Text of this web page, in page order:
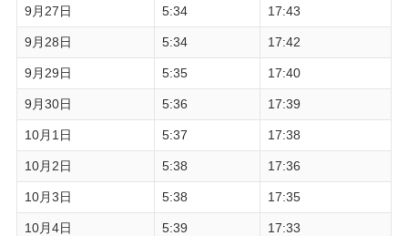
9月27日 5:34 17:43
9月28日 5:34 17:42
9月29日 5:35 17:40
9月30日 5:36 17:39
10月1日 5:37 17:38
10月2日 5:38 17:36
10月3日 5:38 17:35
10月4日 5:39 17:33